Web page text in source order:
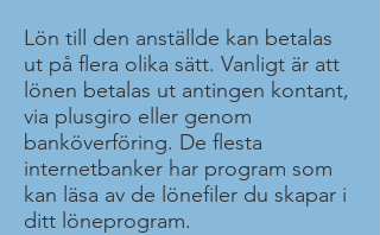
Lön till den anställde kan betalas
ut på flera olika sätt. Vanligt är att
lönen betalas ut antingen kontant,
via plusgiro eller genom
banköverföring. De flesta
internetbanker har program som
kan läsa av de lönefiler du skapar i
ditt löneprogram.